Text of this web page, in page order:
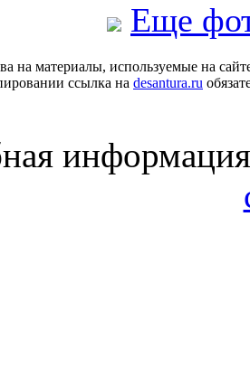
Еще
на материалы, используемые на
ссылка на desantura.ru